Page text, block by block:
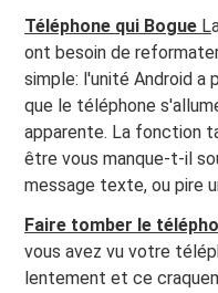
Téléphone qui Bogue L
ont besoin de
simple: l'unité Android a
que le téléphone
apparente. La fonction
être vous manque-t-il
message texte, ou pire
Faire tomber le
vous avez vu votre
lentement et ce